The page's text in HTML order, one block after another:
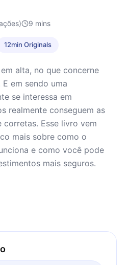
9 mins
12min Originals
alta, no que concerne
em sendo uma
se interessa em
realmente conseguem as
corretas. Esse livro vem
mais sobre como o
e como você pode
mais seguros.